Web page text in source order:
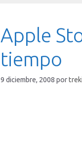
Apple
tiempo
9 diciembre, 2008 por